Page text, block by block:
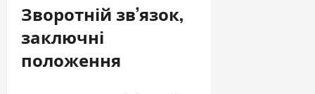
Зворотній зв’язок,
заключні
положення